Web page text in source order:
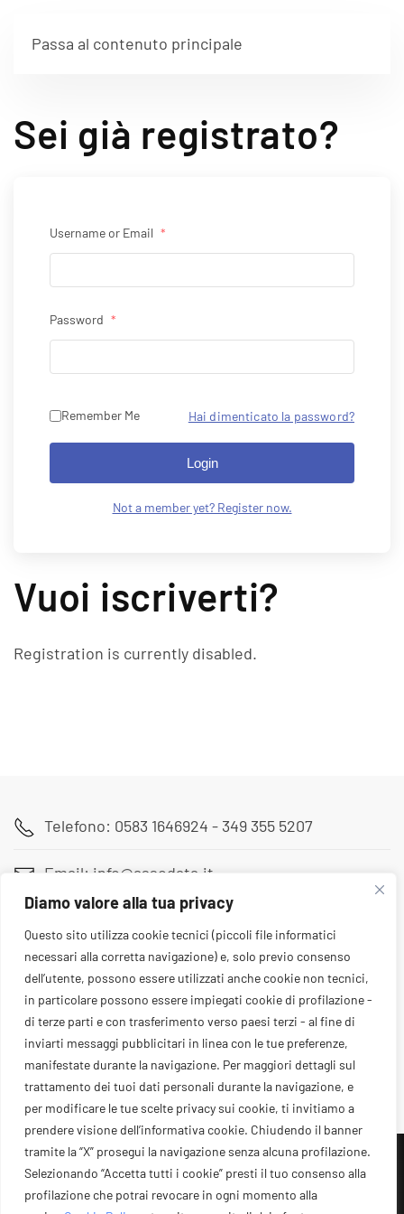
Diamo valore alla tua privacy
Questo sito utilizza cookie tecnici (piccoli file informatici
necessari alla corretta navigazione) e, solo previo consenso
dell’utente, possono essere utilizzati anche cookie non tecnici,
in particolare possono essere impiegati cookie di profilazione -
di terze parti e con trasferimento verso paesi terzi - al fine di
inviarti messaggi pubblicitari in linea con le tue preferenze,
manifestate durante la navigazione. Per maggiori dettagli sul
trattamento dei tuoi dati personali durante la navigazione, e
per modificare le tue scelte privacy sui cookie, ti invitiamo a
prendere visione dell’informativa cookie. Chiudendo il banner
tramite la “X” prosegui la navigazione senza alcuna profilazione.
Selezionando “Accetta tutti i cookie” presti il tuo consenso alla
profilazione che potrai revocare in ogni momento alla
Passa al contenuto principale
Sei già registrato?
Username or Email *
Password *
Remember Me Hai dimenticato la password?
Login
Not a member yet? Register now.
Vuoi iscriverti?
Registration is currently disabled.
Telefono: 0583 1646924 - 349 355 5207
Email: info@assodata.it
Assodata © 2026 - CODICE FISCALE: 92066640464 -
PARTITA IVA: 02537200467 -Privacy Policy-